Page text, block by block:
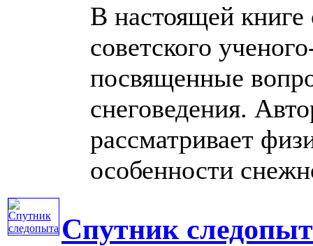
В настоящей
советского
посвященные
снеговедения.
рассматривает
особенности
Спутник